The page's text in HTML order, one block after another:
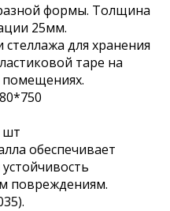
формы. Толщина
25мм.
стеллажа для хранения
таре на
помещениях.
шт
обеспечивает
повреждениям.